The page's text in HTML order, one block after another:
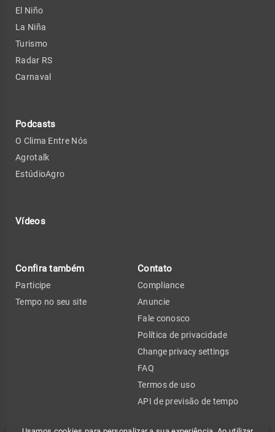
El Niño
La Niña
Turismo
Radar RS
Carnaval
Podcasts
O Clima Entre Nós
Agrotalk
EstúdioAgro
Vídeos
Confira também
Participe
Tempo no seu site
Contato
Compliance
Anuncie
Fale conosco
Política de privacidade
Change privacy settings
FAQ
Termos de uso
API de previsão de tempo